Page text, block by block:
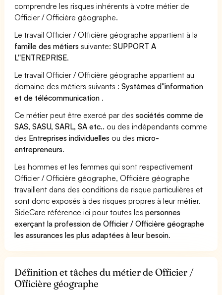
comprendre les risques inhérents à votre métier de
Officier / Officière géographe.
Le travail Officier / Officière géographe appartient à la
famille des métiers suivante:SUPPORT A
L''ENTREPRISE.
Le travail Officier / Officière géographe appartient au
domaine des métiers suivants :Systèmes d''information
et de télécommunication .
Ce métier peut être exercé par dessociétés comme de
SAS, SASU, SARL, SA etc.. ou des indépendants comme
des Entreprises individuelles ou desmicro-
entrepreneurs.
Les hommes et les femmes qui sont respectivement
Officier / Officière géographe, Officière géographe
travaillent dans des conditions de risque particulières et
sont donc exposés à des risques propres à leur métier.
SideCare référence ici pour toutes lespersonnes
exerçant la profession de Officier / Officière géographe
les assurances les plus adaptées à leur besoin.
Définition et tâches du métier de Officier /
Officière géographe